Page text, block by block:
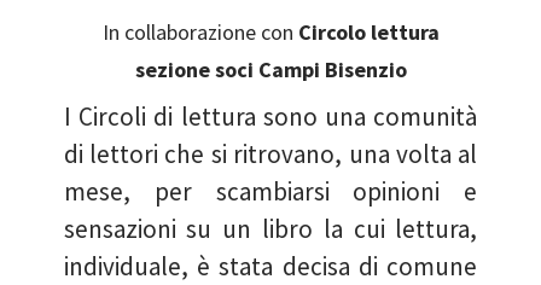
In collaborazione con Circolo lettura
sezione soci Campi Bisenzio
I Circoli di lettura sono una comunità
di lettori che si ritrovano, una volta al
mese, per scambiarsi opinioni e
sensazioni su un libro la cui lettura,
individuale, è stata decisa di comune